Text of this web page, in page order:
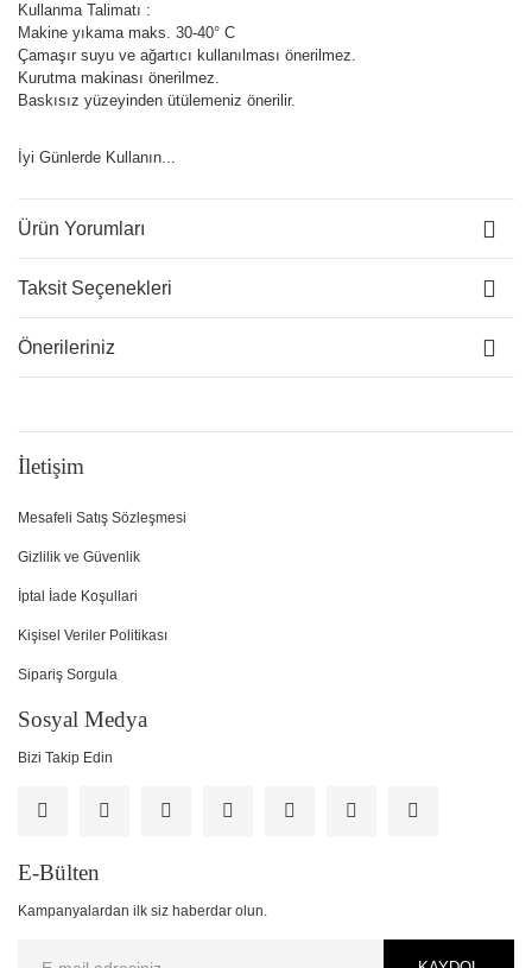
Kullanma Talimatı :
Makine yıkama maks. 30-40° C
Çamaşır suyu ve ağartıcı kullanılması önerilmez.
Kurutma makinası önerilmez.
Baskısız yüzeyinden ütülemeniz önerilir.
İyi Günlerde Kullanın...
Ürün Yorumları
Taksit Seçenekleri
Önerileriniz
İletişim
Mesafeli Satış Sözleşmesi
Gizlilik ve Güvenlik
İptal İade Koşullari
Kişisel Veriler Politikası
Sipariş Sorgula
Sosyal Medya
Bizi Takip Edin
E-Bülten
Kampanyalardan ilk siz haberdar olun.